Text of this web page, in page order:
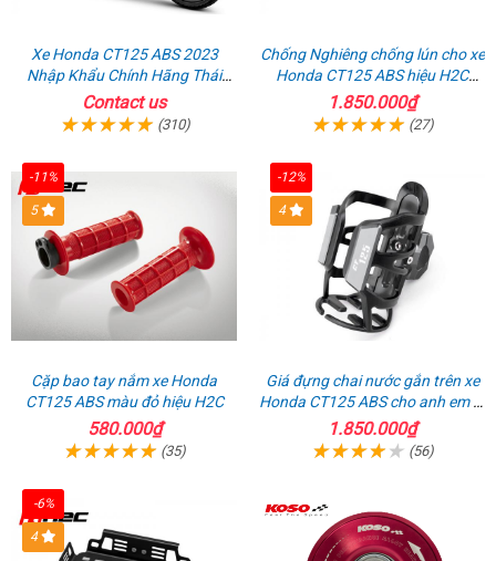
Xe Honda CT125 ABS 2023
Nhập Khẩu Chính Hãng Thái
Lan, Đủ Phụ Kiện Đồ Chơi
Contact us
(310)
Chống Nghiêng chống lún cho xe
Honda CT125 ABS hiệu H2C
chính hãng
1.850.000₫
(27)
-11%
5
Cặp bao tay nắm xe Honda
CT125 ABS màu đỏ hiệu H2C
580.000₫
(35)
-12%
4
Giá đựng chai nước gắn trên xe
Honda CT125 ABS cho anh em đi
phượt
1.850.000₫
(56)
-6%
4